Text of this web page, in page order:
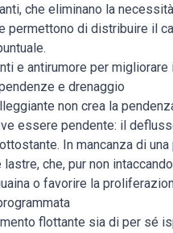
che eliminano la
permettono di distribuire il
e antirumore per
e drenaggio
non crea la
essere pendente: il
In mancanza di
che, pur non
o favorire la
flottante sia di per sé